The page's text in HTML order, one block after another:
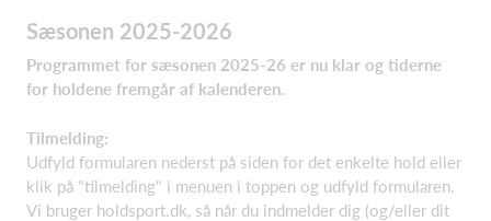
Sæsonen 2025-2026
Programmet for sæsonen 2025-26 er nu klar og tiderne
for holdene fremgår af kalenderen.
Tilmelding:
Udfyld formularen nederst på siden for det enkelte hold eller
klik på "tilmelding" i menuen i toppen og udfyld formularen.
Vi bruger holdsport.dk, så når du indmelder dig (og/eller dit